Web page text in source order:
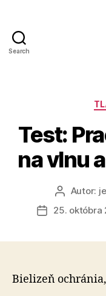
Search
Test:
na vlnu
Autor
článku
Autor:
Dátum
25. októbra
Bielizeň